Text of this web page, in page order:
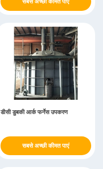
सबसे अच्छी कीमत पाएं
डीसी डुबकी आर्क फर्नेस उपकरण
सबसे अच्छी कीमत पाएं